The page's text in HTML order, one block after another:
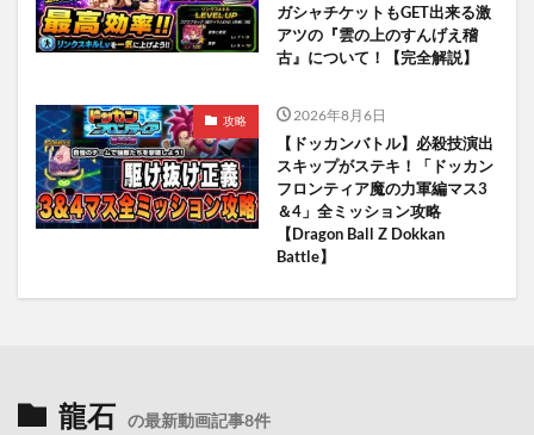
ガシャチケットもGET出来る激
アツの『雲の上のすんげえ稽
古』について！【完全解説】
攻略 2026年8月6日
【ドッカンバトル】必殺技演出
スキップがステキ！「ドッカン
フロンティア魔の力軍編マス3
＆4」全ミッション攻略
【Dragon Ball Z Dokkan
Battle】
龍石 の最新動画記事8件